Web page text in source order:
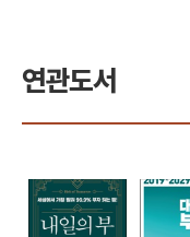
연관도서